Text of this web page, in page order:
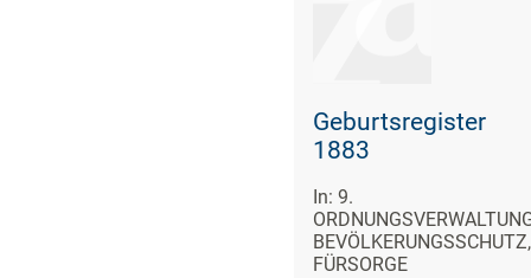
Geburtsregister
1883
In: 9.
BEVÖLKERUNGSSCHUTZ,
FÜRSORGE